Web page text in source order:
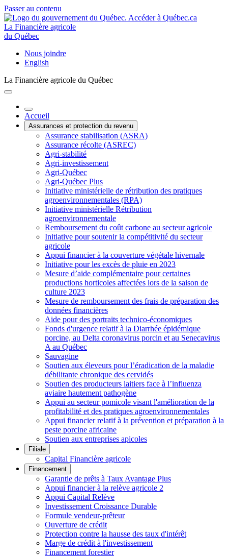
Passer au contenu
La Financière agricole
du Québec
Nous joindre
English
La Financière agricole du Québec
Accueil
Assurances et protection du revenu
Assurance stabilisation (ASRA)
Assurance récolte (ASREC)
Agri-stabilité
Agri-investissement
Agri-Québec
Agri-Québec Plus
Initiative ministérielle de rétribution des pratiques
agroenvironnementales (RPA)
Initiative ministérielle Rétribution
agroenvironnementale
Remboursement du coût carbone au secteur agricole
Initiative pour soutenir la compétitivité du secteur
agricole
Appui financier à la couverture végétale hivernale
Initiative pour les excès de pluie en 2023
Mesure d’aide complémentaire pour certaines
productions horticoles affectées lors de la saison de
culture 2023
Mesure de remboursement des frais de préparation des
données financières
Aide pour des portraits technico-économiques
Fonds d'urgence relatif à la Diarrhée épidémique
porcine, au Delta coronavirus porcin et au Senecavirus
A au Québec
Sauvagine
Soutien aux éleveurs pour l’éradication de la maladie
débilitante chronique des cervidés
Soutien des producteurs laitiers face à l’influenza
aviaire hautement pathogène
Appui au secteur pomicole visant l'amélioration de la
profitabilité et des pratiques agroenvironnementales
Appui financier relatif à la prévention et préparation à la
peste porcine africaine
Soutien aux entreprises apicoles
Filiale
Capital Financière agricole
Financement
Garantie de prêts à Taux Avantage Plus
Appui financier à la relève agricole 2
Appui Capital Relève
Investissement Croissance Durable
Formule vendeur-prêteur
Ouverture de crédit
Protection contre la hausse des taux d'intérêt
Marge de crédit à l'investissement
Financement forestier